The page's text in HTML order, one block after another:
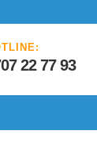
22 77 93